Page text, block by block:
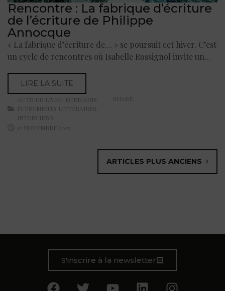
Rencontre : La fabrique d’écriture
de l’écriture de Philippe
Annocque
« La fabrique d’écriture de… » se poursuit cet hiver. C’est
un cycle de rencontres où Isabelle Rossignol invite un...
LIRE LA SUITE
ACTU DU LIVRE ÉCRIVAINS
ÉVÉNEMENTS LITTÉRAIRES
INTERVIEWS
12 NOVEMBRE 2025
SHARE:
ARTICLES PLUS ANCIENS
S'inscrire à la newsletter